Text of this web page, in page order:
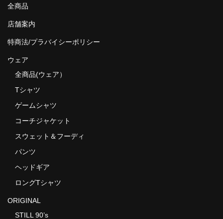
トートバッグ
全商品
全商品
店舗案内
特商法/プラバイシーポリシー
ウェア
全商品(ウェア）
Tシャツ
ゲームシャツ
コーチジャケット
スウェット＆フーディ
パンツ
ヘッドギア
ロングTシャツ
ORIGINAL
STILL 90’s